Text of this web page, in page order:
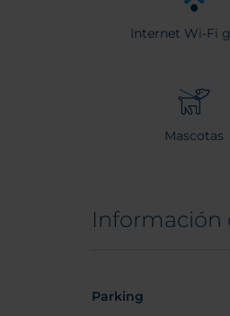
Internet Wi-Fi
Mascotas
Información
Parking